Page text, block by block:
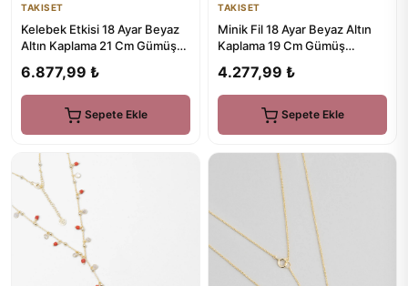
TAKISET
Kelebek Etkisi 18 Ayar Beyaz
Altın Kaplama 21 Cm Gümüş
6.877,99 ₺
Sepete Ekle
TAKISET
Minik Fil 18 Ayar Beyaz Altın
Kaplama 19 Cm Gümüş
4.277,99 ₺
Sepete Ekle